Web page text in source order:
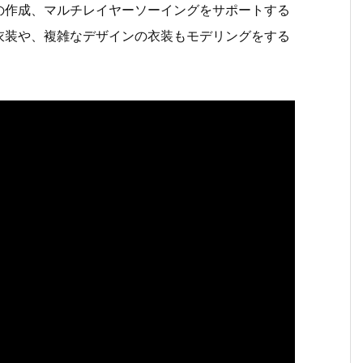
成、マルチレイヤーソーイングをサポートする
や、複雑なデザインの衣装もモデリングをする